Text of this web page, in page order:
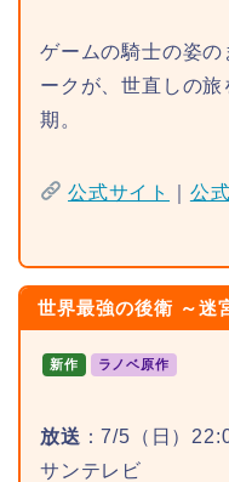
ゲームの騎士の姿
ークが、世直しの
期。
公式サイト 公
世界最強の後衛 ～迷
新作 ラノベ原作
放送 ：7/5（日）
サンテレビ